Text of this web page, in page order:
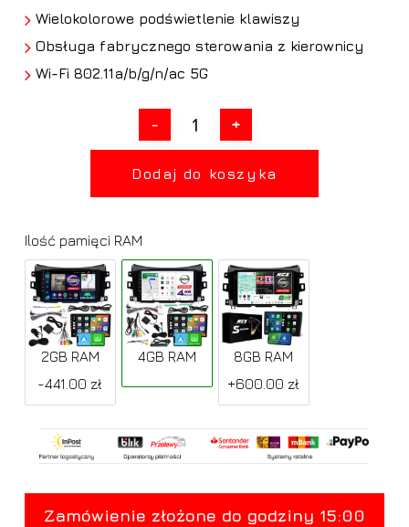
Wielokolorowe podświetlenie klawiszy
Obsługa fabrycznego sterowania z kierownicy
Wi-Fi 802.11a/b/g/n/ac 5G
Dodaj do koszyka
Ilość pamięci RAM
2GB RAM
-441.00 zł
4GB RAM
8GB RAM
+600.00 zł